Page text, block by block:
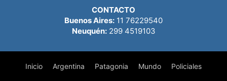
CONTACTO
Buenos Aires: 11 76229540
Neuquén:299 4519103
Inicio Argentina Patagonia Mundo Policiales